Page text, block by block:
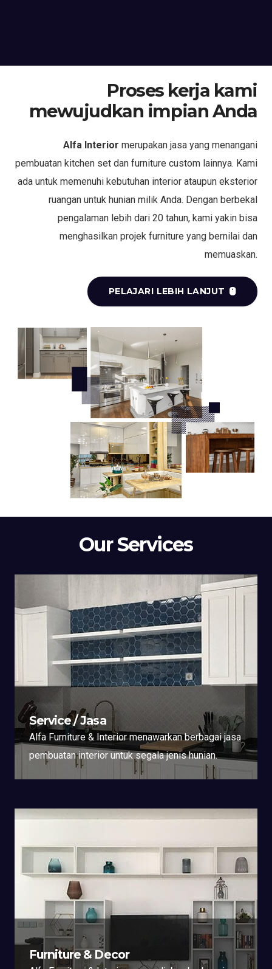
Proses kerja kami
mewujudkan impian Anda
Alfa Interior merupakan jasa yang menangani
pembuatan kitchen set dan furniture custom lainnya. Kami
ada untuk memenuhi kebutuhan interior ataupun eksterior
ruangan untuk hunian milik Anda. Dengan berbekal
pengalaman lebih dari 20 tahun, kami yakin bisa
menghasilkan projek furniture yang bernilai dan
memuaskan.
PELAJARI LEBIH LANJUT
Our Services
Service / Jasa
Alfa Furniture & Interior menawarkan berbagai jasa
pembuatan interior untuk segala jenis hunian.
Furniture & Decor